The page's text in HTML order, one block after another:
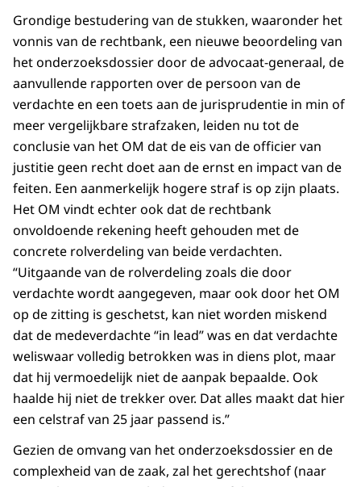
Grondige bestudering van de stukken, waaronder het
vonnis van de rechtbank, een nieuwe beoordeling van
het onderzoeksdossier door de advocaat-generaal, de
aanvullende rapporten over de persoon van de
verdachte en een toets aan de jurisprudentie in min of
meer vergelijkbare strafzaken, leiden nu tot de
conclusie van het OM dat de eis van de officier van
justitie geen recht doet aan de ernst en impact van de
feiten. Een aanmerkelijk hogere straf is op zijn plaats.
Het OM vindt echter ook dat de rechtbank
onvoldoende rekening heeft gehouden met de
concrete rolverdeling van beide verdachten.
“Uitgaande van de rolverdeling zoals die door
verdachte wordt aangegeven, maar ook door het OM
op de zitting is geschetst, kan niet worden miskend
dat de medeverdachte “in lead” was en dat verdachte
weliswaar volledig betrokken was in diens plot, maar
dat hij vermoedelijk niet de aanpak bepaalde. Ook
haalde hij niet de trekker over. Dat alles maakt dat hier
een celstraf van 25 jaar passend is.”
Gezien de omvang van het onderzoeksdossier en de
complexheid van de zaak, zal het gerechtshof (naar